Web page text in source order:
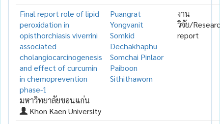
Final report role of lipid
peroxidation in
opisthorchiasis viverrini
associated
cholangiocarcinogenesis
and effect of curcumin
in chemoprevention
phase-1
มหาวิทยาลัยขอนแก่น
Khon Kaen University
Puangrat
Yongvanit
Somkid
Dechakhaphu
Somchai Pinlaor
Paiboon
Sithithaworn
งาน
วิจัย/
report